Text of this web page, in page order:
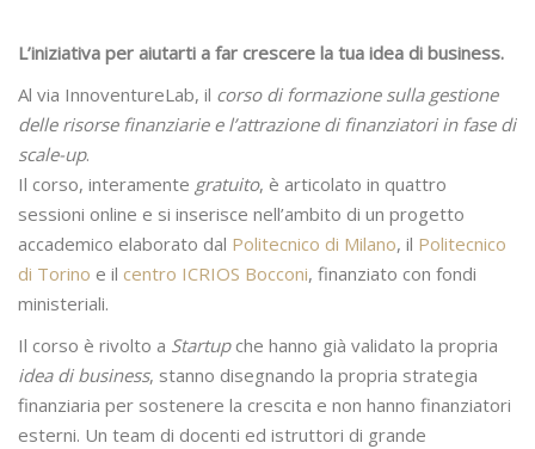
L’iniziativa per aiutarti a far crescere la tua idea di business.
Al via InnoventureLab, il corso di formazione sulla gestione
delle risorse finanziarie e l’attrazione di finanziatori in fase di
scale-up.
Il corso, interamente gratuito, è articolato in quattro
sessioni online e si inserisce nell’ambito di un progetto
accademico elaborato dal Politecnico di Milano, il Politecnico
di Torino e il centro ICRIOS Bocconi, finanziato con fondi
ministeriali.
Il corso è rivolto a Startupche hanno già validato la propria
idea di business, stanno disegnando la propria strategia
finanziaria per sostenere la crescita e non hanno finanziatori
esterni. Un team di docenti ed istruttori di grande